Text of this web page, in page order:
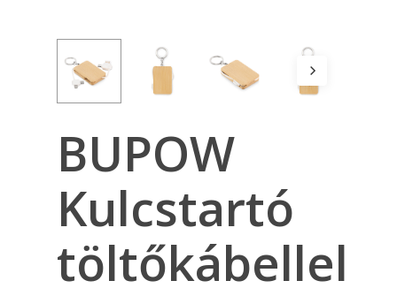
BUPOW
Kulcstartó
töltőkábellel